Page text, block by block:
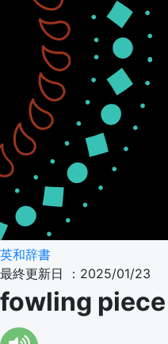
英和辞書
最終更新日 ：2025/01/23
fowling piece